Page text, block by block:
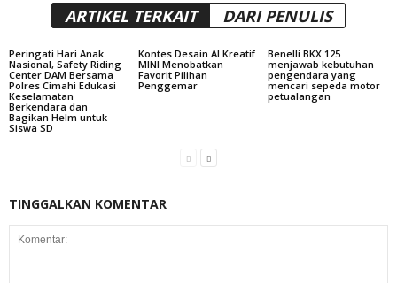
ARTIKEL TERKAIT DARI PENULIS
Peringati Hari Anak
Nasional, Safety Riding
Center DAM Bersama
Polres Cimahi Edukasi
Keselamatan
Berkendara dan
Bagikan Helm untuk
Siswa SD
Kontes Desain AI Kreatif
MINI Menobatkan
Favorit Pilihan
Penggemar
Benelli BKX 125
menjawab kebutuhan
pengendara yang
mencari sepeda motor
petualangan
TINGGALKAN KOMENTAR